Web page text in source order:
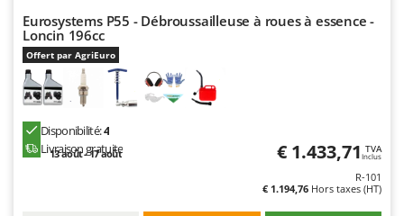
Eurosystems P55 - Débroussailleuse à roues à essence -
Loncin 196cc
Offert par AgriEuro
Disponibilité:4
Livraison gratuite
13 août - 17 août € 1.433,71 TVA
Inclus
R-101
€ 1.194,76 Hors taxes (HT)